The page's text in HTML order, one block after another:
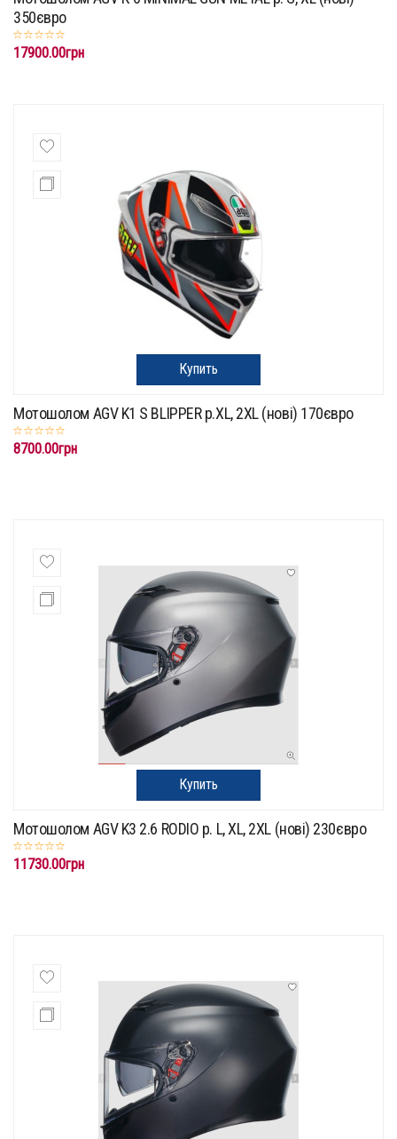
350євро
17900.00грн
Купить
Мотошолом AGV K1 S BLIPPER p.XL, 2XL (нові) 170євро
8700.00грн
Купить
Мотошолом AGV K3 2.6 RODIO p. L, XL, 2XL (нові) 230євро
11730.00грн